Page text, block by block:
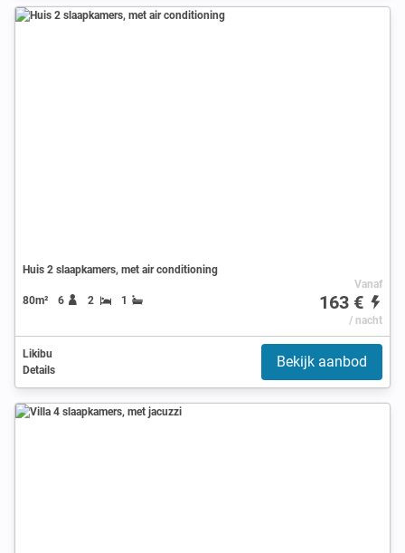
Huis 2 slaapkamers, met air conditioning
80m² 6 2 1
Vanaf
163 €
/ nacht
Likibu
Details
Bekijk aanbod